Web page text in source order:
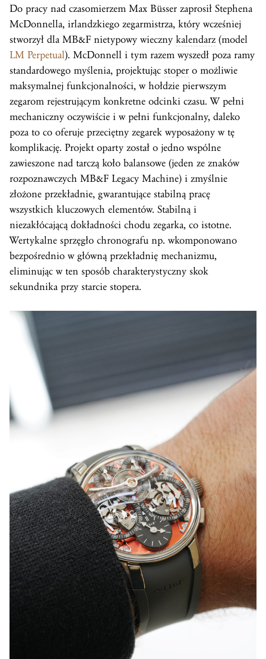
Do pracy nad czasomierzem Max Büsser zaprosił Stephena
McDonnella, irlandzkiego zegarmistrza, który wcześniej
stworzył dla MB&F nietypowy wieczny kalendarz (model
LM Perpetual). McDonnell i tym razem wyszedł poza ramy
standardowego myślenia, projektując stoper o możliwie
maksymalnej funkcjonalności, w hołdzie pierwszym
zegarom rejestrującym konkretne odcinki czasu. W pełni
mechaniczny oczywiście i w pełni funkcjonalny, daleko
poza to co oferuje przeciętny zegarek wyposażony w tę
komplikację. Projekt oparty został o jedno wspólne
zawieszone nad tarczą koło balansowe (jeden ze znaków
rozpoznawczych MB&F Legacy Machine) i zmyślnie
złożone przekładnie, gwarantujące stabilną pracę
wszystkich kluczowych elementów. Stabilną i
niezakłócającą dokładności chodu zegarka, co istotne.
Wertykalne sprzęgło chronografu np. wkomponowano
bezpośrednio w główną przekładnię mechanizmu,
eliminując w ten sposób charakterystyczny skok
sekundnika przy starcie stopera.